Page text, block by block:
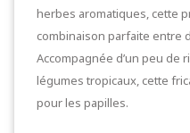
herbes aromatiques, cette
combinaison parfaite entre
Accompagnée d’un peu de
légumes tropicaux, cette
pour les papilles.